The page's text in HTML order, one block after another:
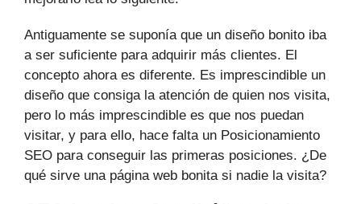
Antiguamente se suponía que un diseño bonito iba
a ser suficiente para adquirir más clientes. El
concepto ahora es diferente. Es imprescindible un
diseño que consiga la atención de quien nos visita,
pero lo más imprescindible es que nos puedan
visitar, y para ello, hace falta un Posicionamiento
SEO para conseguir las primeras posiciones. ¿De
qué sirve una página web bonita si nadie la visita?